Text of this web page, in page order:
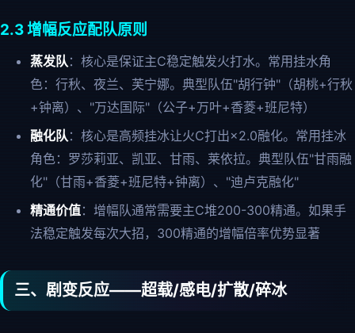
2.3 增幅反应配队原则
蒸发队：核心是保证主C稳定触发火打水。常用挂水角
色：行秋、夜兰、芙宁娜。典型队伍"胡行钟"（胡桃+行秋
+钟离）、"万达国际"（公子+万叶+香菱+班尼特）
融化队：核心是高频挂冰让火C打出×2.0融化。常用挂冰
角色：罗莎莉亚、凯亚、甘雨、莱依拉。典型队伍"甘雨融
化"（甘雨+香菱+班尼特+钟离）、"迪卢克融化"
精通价值：增幅队通常需要主C堆200-300精通。如果手
法稳定触发每次大招，300精通的增幅倍率优势显著
三、剧变反应——超载/感电/扩散/碎冰